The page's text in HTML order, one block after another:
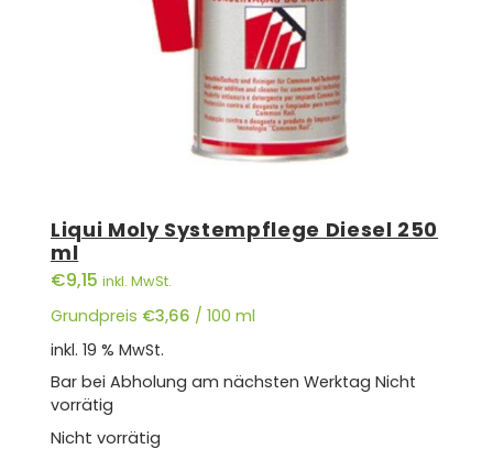
Liqui Moly Systempflege Diesel 250
ml
€9,15 inkl. MwSt.
Grundpreis €3,66 / 100 ml
inkl. 19 % MwSt.
Bar bei Abholung am nächsten Werktag Nicht
vorrätig
Nicht vorrätig